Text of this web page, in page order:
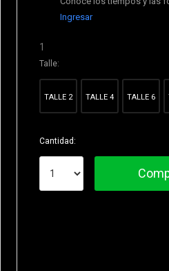
Ingresar
1
Talle:
TALLE 2 TALLE 4 TALLE 6
Cantidad: